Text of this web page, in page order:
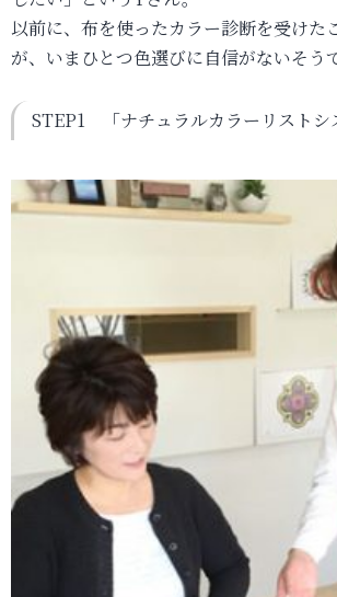
以前に、布を使ったカラー診断を受けた
が、いまひとつ色選びに自信がないそうで
STEP1 「ナチュラルカラーリストシ